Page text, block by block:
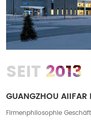
SEIT 2013
GUANGZHOU AIIFAR
Firmenphilosophie